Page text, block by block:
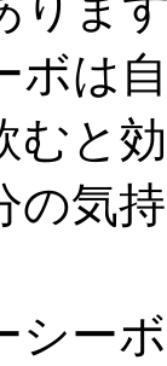
ボは
むと
の気
シー